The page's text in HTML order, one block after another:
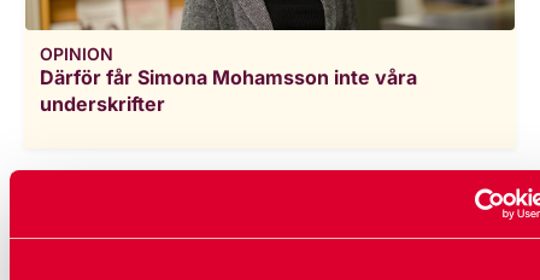
OPINION
Därför får Simona Mohamsson inte våra
underskrifter